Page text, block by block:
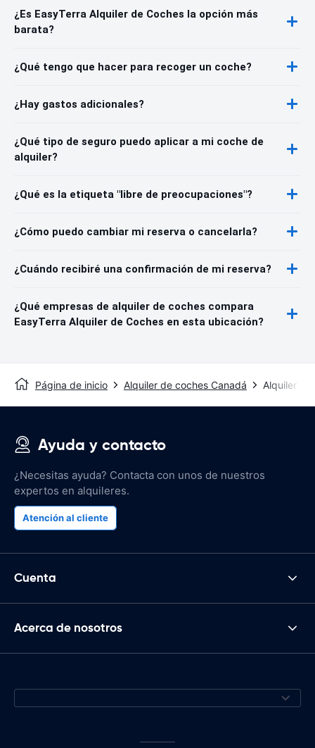
¿Es EasyTerra Alquiler de Coches la opción más
barata?
¿Qué tengo que hacer para recoger un coche?
¿Hay gastos adicionales?
¿Qué tipo de seguro puedo aplicar a mi coche de
alquiler?
¿Qué es la etiqueta "libre de preocupaciones"?
¿Cómo puedo cambiar mi reserva o cancelarla?
¿Cuándo recibiré una confirmación de mi reserva?
¿Qué empresas de alquiler de coches compara
EasyTerra Alquiler de Coches en esta ubicación?
Página de inicio Alquiler de coches Canadá Alquiler de
Ayuda y contacto
¿Necesitas ayuda? Contacta con unos de nuestros
expertos en alquileres.
Atención al cliente
Cuenta
Acerca de nosotros